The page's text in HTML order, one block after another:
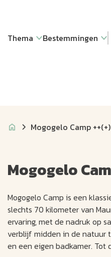
Thema Bestemmingen
Mogogelo Camp ++(+)
Mogogelo
Mogogelo Camp is een
slechts 70 kilometer van
ervaring, met de nadruk op
verblijf midden in de natuur
en een eigen badkamer.